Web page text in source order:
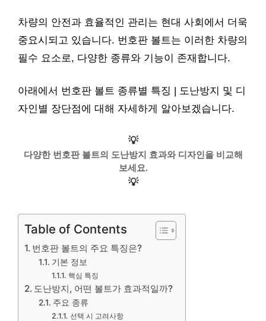
차량의 안전과 효율적인 관리는 현대 사회에서 더욱
중요시되고 있습니다. 번호판 볼트는 이러한 차량의
필수 요소로, 다양한 종류와 기능이 존재합니다.
아래에서 번호판 볼트 종류별 특징 | 도난방지 및 디
자인별 장단점에 대해 자세하게 알아보겠습니다.
💡
다양한 번호판 볼트의 도난방지 효과와 디자인을 비교해
보세요.
💡
Table of Contents
번호판 볼트의 주요 특징은?
기본 정보
핵심 특징
도난방지, 어떤 볼트가 효과적일까?
주요 종류
선택 시 고려사항